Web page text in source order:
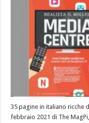
35 pagine in italiano ricche
febbraio 2021 di The